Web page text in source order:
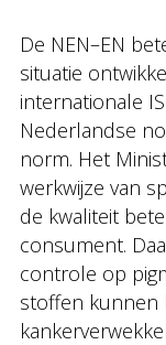
De NEN–EN
situatie
internationale
Nederlandse
norm. Het
werkwijze van
de kwaliteit
consument.
controle op
stoffen kunnen